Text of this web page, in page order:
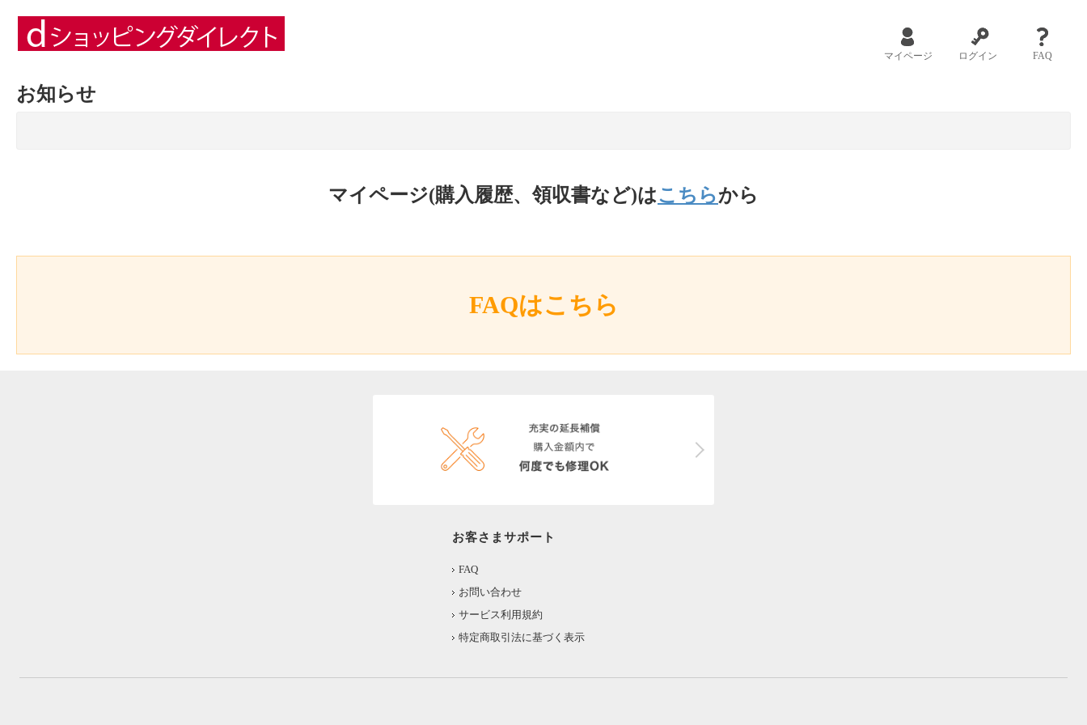
マイページ ログイン FAQ
お知らせ
マイページ(購入履歴、領収書など)はこちらから
FAQはこちら
お客さまサポート
FAQ
お問い合わせ
サービス利用規約
特定商取引法に基づく表示